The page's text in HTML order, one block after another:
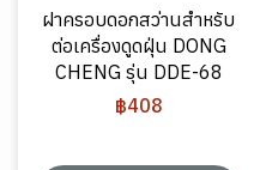
ฝาครอบดอกสว่านสำหรับ
ต่อเครื่องดูดฝุ่น DONG
CHENG รุ่น DDE-68
฿408